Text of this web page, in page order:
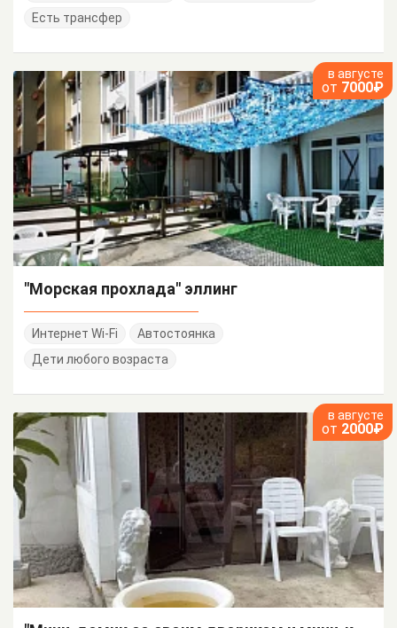
Есть трансфер
в августе
от 7000₽
"Морская прохлада" эллинг
Интернет Wi-Fi
Автостоянка
Дети любого возраста
в августе
от 2000₽